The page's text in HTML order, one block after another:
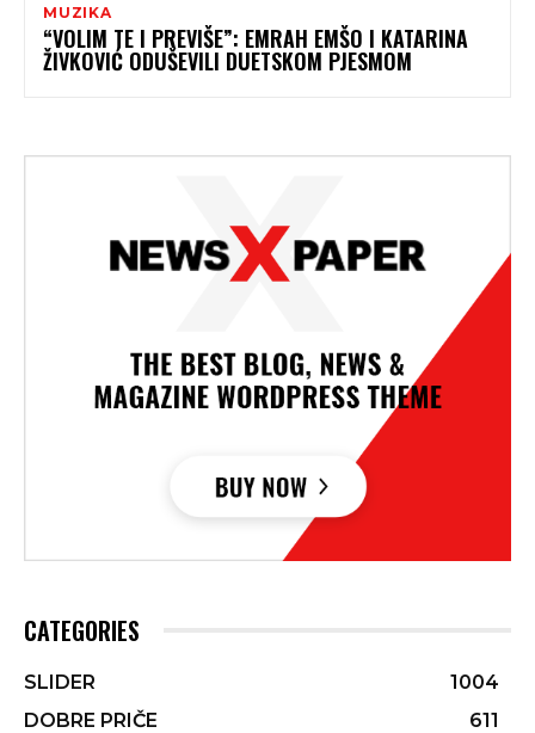
MUZIKA
“VOLIM TE I PREVIŠE”: EMRAH EMŠO I KATARINA
ŽIVKOVIĆ ODUŠEVILI DUETSKOM PJESMOM
CATEGORIES
SLIDER
1004
DOBRE PRIČE
611